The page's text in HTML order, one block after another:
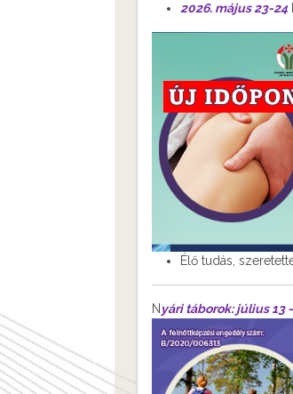
2026. május 23-24
Élő tudás,
N yári táborok:július 13